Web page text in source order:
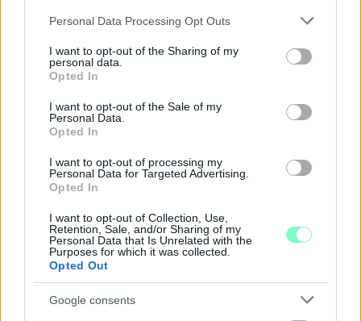
Please note that this website/app uses one or more Google
not limited to your visit or usage behaviour. You may click to
grant or deny consent to Google and its third-party tags to
use your data for below specified purposes in below Google
consent section.
Personal Data Processing Opt Outs
I want to opt-out of the Sharing of my
personal data.
Opted In
I want to opt-out of the Sale of my
Personal Data.
Opted In
I want to opt-out of processing my
Personal Data for Targeted Advertising.
Opted In
I want to opt-out of Collection, Use,
Retention, Sale, and/or Sharing of my
Personal Data that Is Unrelated with the
Purposes for which it was collected.
Opted Out
Google consents
KIVÁLÓ PROGRAM VÁR MINDENKIT EZEN A HÉTVÉGÉN
GYŐRBEN
Középpontban a hagyományőrzés, de lesz Pogány Induló és